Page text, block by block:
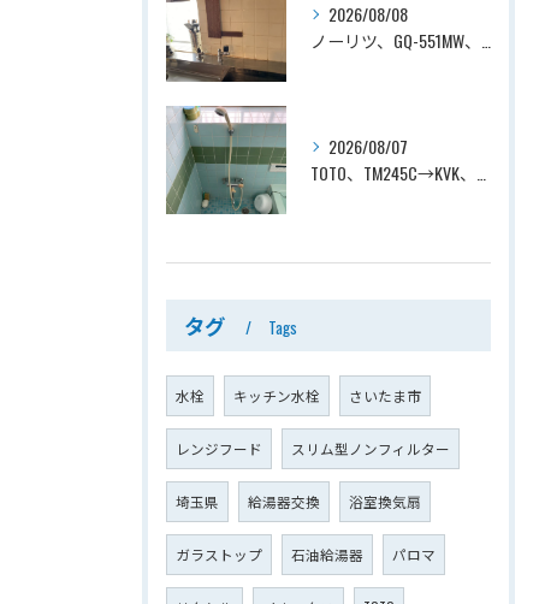
2026/08/08
ノーリツ、GQ-551MW、5号、元止式、屋内壁掛、防熱カバー付き、瞬間湯沸かし器（小型湯沸器）設置工事ー埼玉県川口市道合
2026/08/07
TOTO、TM245C→KVK、KF800T、壁付タイプ、サーモスタット付シャワーバス水栓、浴室用水栓交換工事ー埼玉県上尾市平塚
タグ Tags
水栓 キッチン水栓 さいたま市
レンジフード スリム型ノンフィルター
埼玉県 給湯器交換 浴室換気扇
ガラストップ 石油給湯器 パロマ